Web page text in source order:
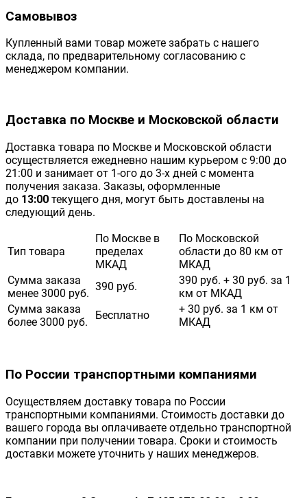
Самовывоз
Купленный вами товар можете забрать с нашего
склада, по предварительному согласованию с
менеджером компании.
Доставка по Москве и Московской области
Доставка товара по Москве и Московской области
осуществляется ежедневно нашим курьером с 9:00 до
21:00 и занимает от 1-ого до 3-х дней с момента
получения заказа. Заказы, оформленные
до 13:00 текущего дня, могут быть доставлены на
следующий день.
Тип товара
По Москве в
пределах
МКАД
По Московской
области до 80 км от
МКАД
Сумма заказа
менее 3000 руб.
390 руб.
390 руб. + 30 руб. за 1
км от МКАД
Сумма заказа
более 3000 руб.
Бесплатно
+ 30 руб. за 1 км от
МКАД
По России транспортными компаниями
Осуществляем доставку товара по России
транспортными компаниями. Стоимость доставки до
вашего города вы оплачиваете отдельно транспортной
компании при получении товара. Сроки и стоимость
доставки можете уточнить у наших менеджеров.